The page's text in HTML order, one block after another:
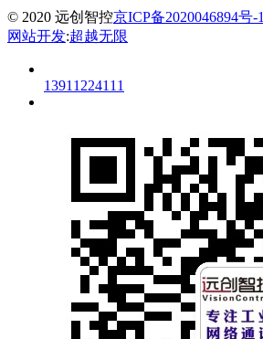
© 2020 远创智控京ICP备2020046894号-1
网站开发:超越无限
13911224111